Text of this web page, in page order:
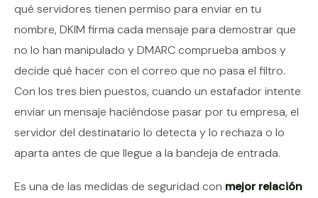
qué servidores tienen permiso para enviar en tu
nombre, DKIM firma cada mensaje para demostrar que
no lo han manipulado y DMARC comprueba ambos y
decide qué hacer con el correo que no pasa el filtro.
Con los tres bien puestos, cuando un estafador intente
enviar un mensaje haciéndose pasar por tu empresa, el
servidor del destinatario lo detecta y lo rechaza o lo
aparta antes de que llegue a la bandeja de entrada.
Es una de las medidas de seguridad con mejor relación